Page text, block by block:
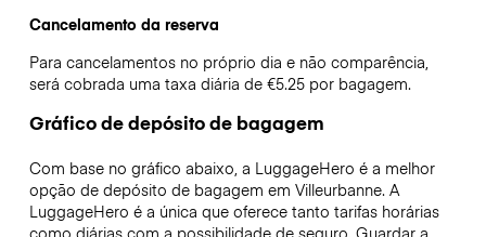
Cancelamento da reserva
Para cancelamentos no próprio dia e não comparência,
será cobrada uma taxa diária de €5.25 por bagagem.
Gráfico de depósito de bagagem
Com base no gráfico abaixo, a LuggageHero é a melhor
opção de depósito de bagagem em Villeurbanne. A
LuggageHero é a única que oferece tanto tarifas horárias
como diárias com a possibilidade de seguro. Guardar a